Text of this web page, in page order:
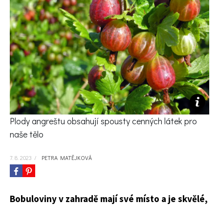
KVÍZY A TESTY
Plody angreštu obsahují spousty cenných látek pro
naše tělo
7. 8. 2023 / PETRA MATĚJKOVÁ
Bobuloviny v zahradě mají své místo a je skvělé,